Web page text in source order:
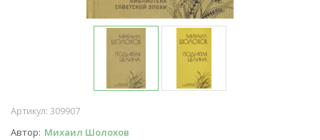
Артикул: 309907
Автор Михаил Шолохов